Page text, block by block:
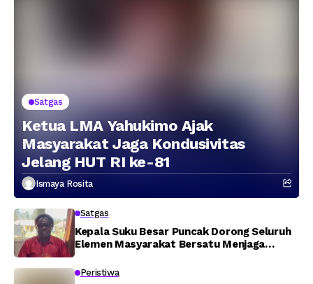
Satgas
Ketua LMA Yahukimo Ajak
Masyarakat Jaga Kondusivitas
Jelang HUT RI ke-81
Ismaya Rosita
Satgas
Kepala Suku Besar Puncak Dorong Seluruh
Elemen Masyarakat Bersatu Menjaga
Peristiwa